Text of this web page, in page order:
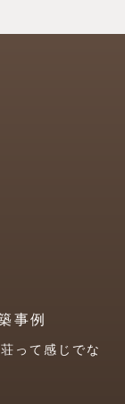
事例
って感じでな